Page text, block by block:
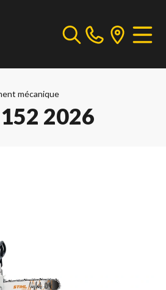
mécanique
2026